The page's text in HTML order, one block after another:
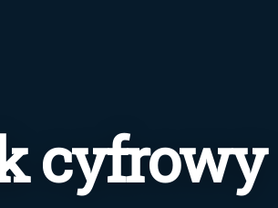
cyfrowy